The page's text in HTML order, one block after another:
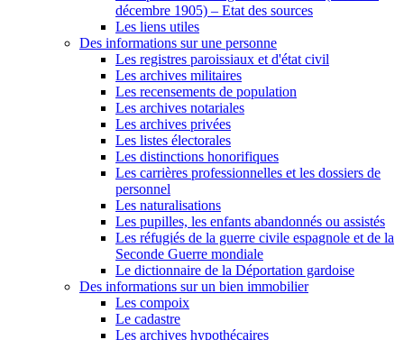
décembre 1905) – Etat des sources
Les liens utiles
Des informations sur une personne
Les registres paroissiaux et d'état civil
Les archives militaires
Les recensements de population
Les archives notariales
Les archives privées
Les listes électorales
Les distinctions honorifiques
Les carrières professionnelles et les dossiers de
personnel
Les naturalisations
Les pupilles, les enfants abandonnés ou assistés
Les réfugiés de la guerre civile espagnole et de la
Seconde Guerre mondiale
Le dictionnaire de la Déportation gardoise
Des informations sur un bien immobilier
Les compoix
Le cadastre
Les archives hypothécaires